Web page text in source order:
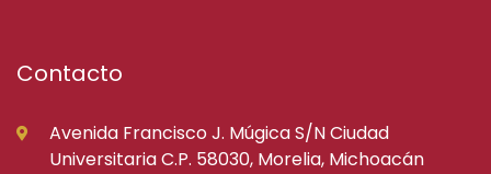
Contacto
Avenida Francisco J. Múgica S/N Ciudad
Universitaria C.P. 58030, Morelia, Michoacán